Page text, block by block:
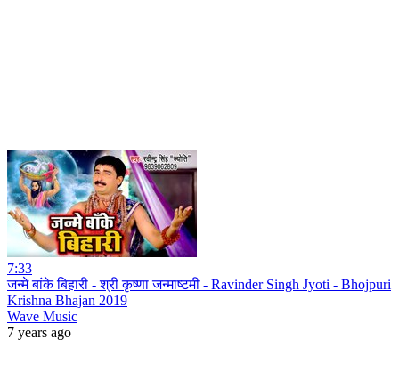
7:33
जन्मे बांके बिहारी - श्री कृष्णा जन्माष्टमी - Ravinder Singh Jyoti - Bhojpuri
Krishna Bhajan 2019
Wave Music
7 years ago